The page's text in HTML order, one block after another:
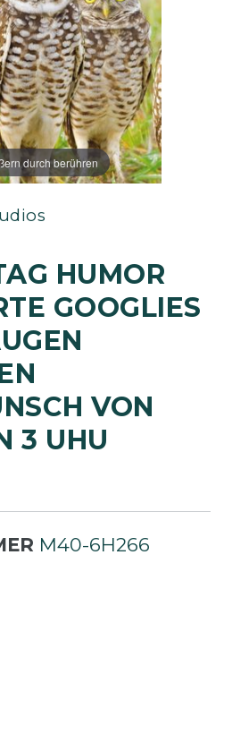
durch berühren
HUMOR
GOOGLIES W
H
G
VON U
UHU 1
M40-6H266